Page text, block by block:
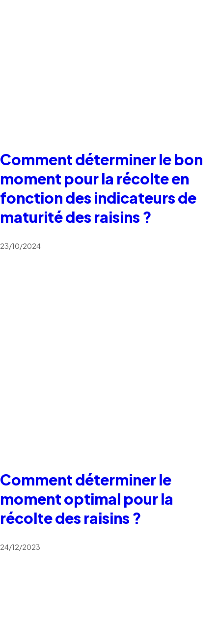
Comment déterminer le bon
moment pour la récolte en
fonction des indicateurs de
maturité des raisins ?
23/10/2024
Comment déterminer le
moment optimal pour la
récolte des raisins ?
24/12/2023